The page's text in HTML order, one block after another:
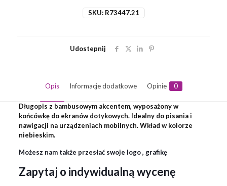
SKU: R73447.21
Udostepnij
Opis Informacje dodatkowe Opinie 0
Długopis z bambusowym akcentem, wyposażony w
końcówkę do ekranów dotykowych. Idealny do pisania i
nawigacji na urządzeniach mobilnych. Wkład w kolorze
niebieskim.
Możesz nam także przesłać swoje logo , grafikę
Zapytaj o indywidualną wycenę